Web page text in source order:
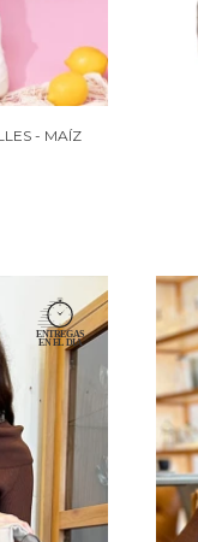
- MAÍZ